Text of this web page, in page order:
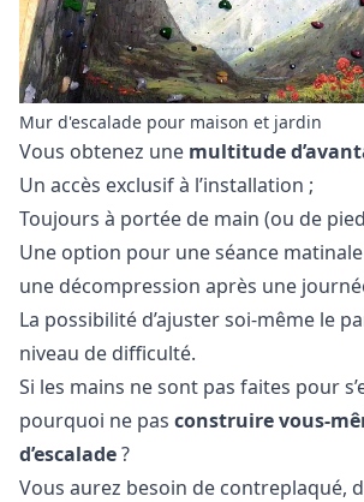
Mur d'escalade pour maison et jardin
Vous obtenez une multitude
Un accès exclusif à l’installation ;
Toujours à portée de main (ou de
Une option pour une séance
une décompression après une
La possibilité d’ajuster soi-même le
niveau de difficulté.
Si les mains ne sont pas faites pour
pourquoi ne pas construire vous-
d’escalade?
Vous aurez besoin de contreplaqué,